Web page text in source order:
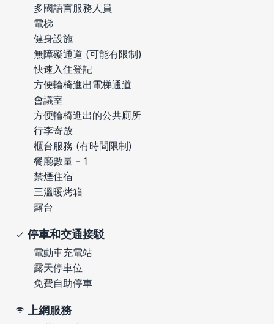
多國語言服務人員
電梯
健身設施
無障礙通道 (可能有限制)
快速入住登記
方便輪椅進出電梯通道
會議室
方便輪椅進出的公共廁所
行李寄放
櫃台服務 (有時間限制)
餐廳數量 - 1
禁煙住宿
三溫暖烤箱
露台
停車和交通接駁
電動車充電站
露天停車位
免費自助停車
上網服務